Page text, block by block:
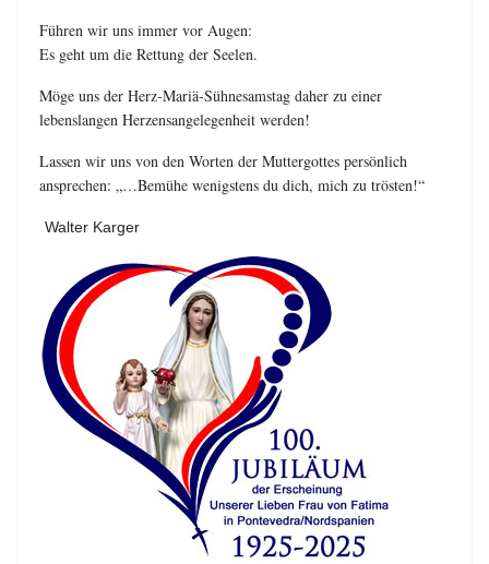
Führen wir uns immer vor Augen:
Es geht um die Rettung der Seelen.
Möge uns der Herz-Mariä-Sühnesamstag daher zu einer
lebenslangen Herzensangelegenheit werden!
Lassen wir uns von den Worten der Muttergottes persönlich
ansprechen: „…Bemühe wenigstens du dich, mich zu trösten!“
Walter Karger